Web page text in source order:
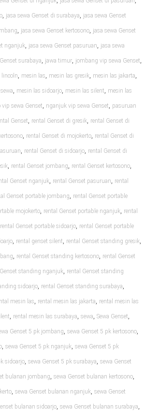
, jasa sewa Genset di surabaya, jasa sewa Genset
, jasa sewa Genset kertosono, jasa sewa Genset
nganjuk, jasa sewa Genset pasuruan, jasa sewa
surabaya, jawa timur, jombang vip sewa Genset,
lincoln, mesin las, mesin las gresik, mesin las jakarta,
, mesin las sidoarjo, mesin las silent, mesin las
vip sewa Genset, nganjuk vip sewa Genset, pasuruan
Genset, rental Genset di gresik, rental Genset di
, rental Genset di mojokerto, rental Genset di
, rental Genset di sidoarjo, rental Genset di
, rental Genset jombang, rental Genset kertosono,
Genset nganjuk, rental Genset pasuruan, rental
Genset portable jombang, rental Genset portable
mojokerto, rental Genset portable nganjuk, rental
rental Genset portable sidoarjo, rental Genset portable
, rental genset silent, rental Genset standing gresik,
, rental Genset standing kertosono, rental Genset
standing nganjuk, rental Genset standing
sidoarjo, rental Genset standing surabaya,
mesin las, rental mesin las jakarta, rental mesin las
, rental mesin las surabaya, sewa, Sewa Genset,
Genset 5 pk jombang, sewa Genset 5 pk kertosono,
, sewa Genset 5 pk nganjuk, sewa Genset 5 pk
sidoarjo, sewa Genset 5 pk surabaya, sewa Genset
bulanan jombang, sewa Genset bulanan kertosono,
, sewa Genset bulanan nganjuk, sewa Genset
bulanan sidoarjo, sewa Genset bulanan surabaya,